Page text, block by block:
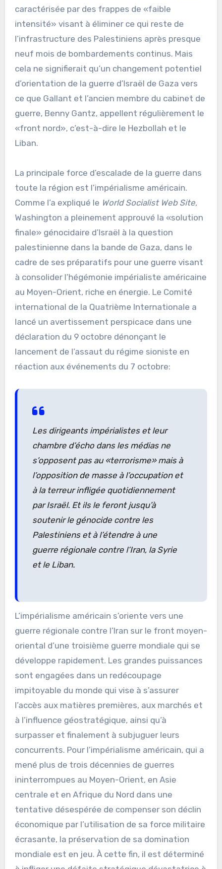
caractérisée par des frappes de «faible
intensité» visant à éliminer ce qui reste de
l’infrastructure des Palestiniens après presque
neuf mois de bombardements continus. Mais
cela ne signifierait qu’un changement potentiel
d’orientation de la guerre d’Israël de Gaza vers
ce que Gallant et l’ancien membre du cabinet de
guerre, Benny Gantz, appellent régulièrement le
«front nord», c’est-à-dire le Hezbollah et le
Liban.
La principale force d’escalade de la guerre dans
toute la région est l’impérialisme américain.
Comme l’a expliqué le World Socialist Web Site,
Washington a pleinement approuvé la «solution
finale» génocidaire d’Israël à la question
palestinienne dans la bande de Gaza, dans le
cadre de ses préparatifs pour une guerre visant
à consolider l’hégémonie impérialiste américaine
au Moyen-Orient, riche en énergie. Le Comité
international de la Quatrième Internationale a
lancé un avertissement perspicace dans une
déclaration du 9 octobre dénonçant le
lancement de l’assaut du régime sioniste en
réaction aux événements du 7 octobre:
Les dirigeants impérialistes et leur
chambre d’écho dans les médias ne
s’opposent pas au «terrorisme» mais à
l’opposition de masse à l’occupation et
à la terreur infligée quotidiennement
par Israël. Et ils le feront jusqu’à
soutenir le génocide contre les
Palestiniens et à l’étendre à une
guerre régionale contre l’Iran, la Syrie
et le Liban.
L’impérialisme américain s’oriente vers une
guerre régionale contre l’Iran sur le front moyen-
oriental d’une troisième guerre mondiale qui se
développe rapidement. Les grandes puissances
sont engagées dans un redécoupage
impitoyable du monde qui vise à s’assurer
l’accès aux matières premières, aux marchés et
à l’influence géostratégique, ainsi qu’à
surpasser et finalement à subjuguer leurs
concurrents. Pour l’impérialisme américain, qui a
mené plus de trois décennies de guerres
ininterrompues au Moyen-Orient, en Asie
centrale et en Afrique du Nord dans une
tentative désespérée de compenser son déclin
économique par l’utilisation de sa force militaire
écrasante, la préservation de sa domination
mondiale est en jeu. À cette fin, il est déterminé